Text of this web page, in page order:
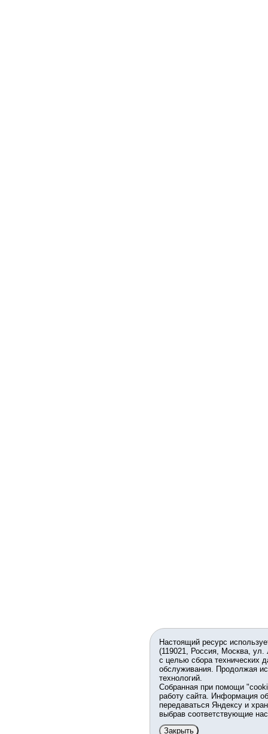
Настоящий ресурс
(119021, Россия, Москва,
с целью сбора технических
обслуживания. Продолжая
технологий.
Собранная при помощи
работу сайта. Информация
передаваться Яндексу и
выбрав соответствующие
Закрыть